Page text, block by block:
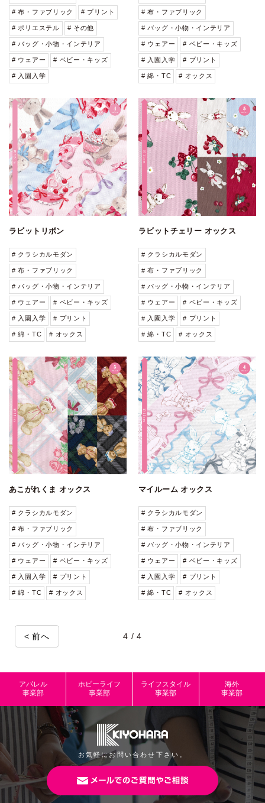
# 布・ファブリック # プリント
# ポリエステル # その他
# バッグ・小物・インテリア
# ウェアー # ベビー・キッズ
# 入園入学
# 布・ファブリック
# バッグ・小物・インテリア
# ウェアー # ベビー・キッズ
# 入園入学 # プリント
# 綿・TC # オックス
ラビットリボン
# クラシカルモダン
# 布・ファブリック
# バッグ・小物・インテリア
# ウェアー # ベビー・キッズ
# 入園入学 # プリント
# 綿・TC # オックス
ラビットチェリー オックス
# クラシカルモダン
# 布・ファブリック
# バッグ・小物・インテリア
# ウェアー # ベビー・キッズ
# 入園入学 # プリント
# 綿・TC # オックス
あこがれくま オックス
# クラシカルモダン
# 布・ファブリック
# バッグ・小物・インテリア
# ウェアー # ベビー・キッズ
# 入園入学 # プリント
# 綿・TC # オックス
マイルーム オックス
# クラシカルモダン
# 布・ファブリック
# バッグ・小物・インテリア
# ウェアー # ベビー・キッズ
# 入園入学 # プリント
# 綿・TC # オックス
< 前へ 4 / 4
アパレル
事業部
ホビーライフ
事業部
ライフスタイル
事業部
海外
事業部
お気軽にお問い合わせ下さい。